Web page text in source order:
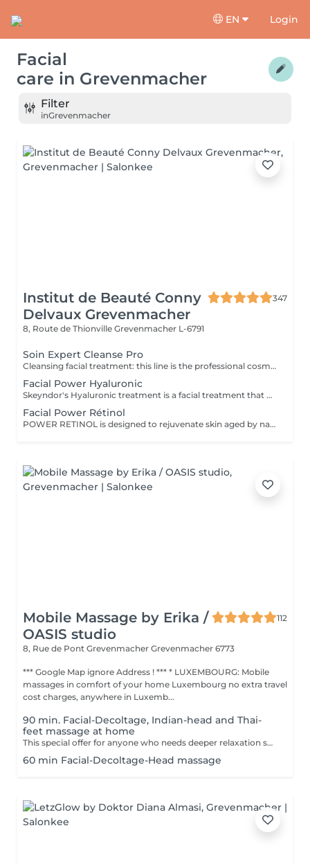
EN Login
Facial
care in Grevenmacher
Filter
inGrevenmacher
Institut de Beauté Conny
Delvaux Grevenmacher
347
8, Route de Thionville Grevenmacher L-6791
Soin Expert Cleanse Pro
Cleansing facial treatment: this line is the professional cosmetic line in the field of facial dermohygiene. Expert Cleanse Pro has been formulated with environmentally friendly products and is ideal for preparing the skin in addition to thorough cleansing and care.
Facial Power Hyaluronic
Skeyndor's Hyaluronic treatment is a facial treatment that uses hyaluronic acid to moisturise, tighten the skin and promote a plumper appearance. It revitalises drier skin, smooths fine lines and improves skin texture through intensive moisturisation and nourishing ingredients.
Facial Power Rétinol
POWER RETINOL is designed to rejuvenate skin aged by natural causes or by the sun (photoageing).
Mobile Massage by Erika /
OASIS studio
112
8, Rue de Pont Grevenmacher Grevenmacher 6773
*** Google Map ignore Address ! *** * LUXEMBOURG: Mobile
massages in comfort of your home Luxembourg no extra travel
cost charges, anywhere in Luxemb...
90 min. Facial-Decoltage, Indian-head and Thai-
feet massage at home
This special offer for anyone who needs deeper relaxation session.
60 min Facial-Decoltage-Head massage